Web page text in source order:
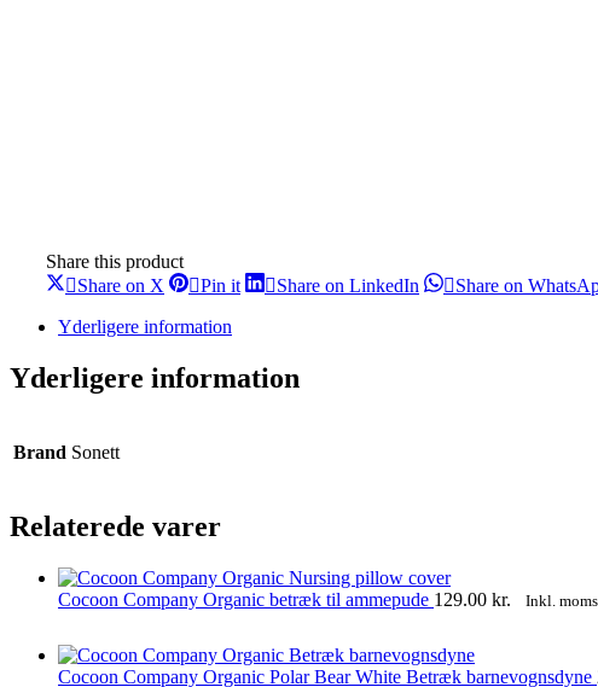
Share this product
Share on X Share
X
Pin itShareShare on LinkedIn ShareShare on
Yderligere information
Yderligere information
Brand Sonett
Relaterede varer
Cocoon Company Organic betræk til ammepude 129.00 kr. Inkl. moms
Cocoon Company Organic Polar Bear White Betræk barnevognsdyne